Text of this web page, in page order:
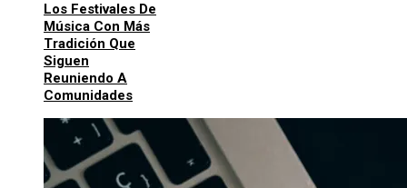
Los Festivales De
Música Con Más
Tradición Que
Siguen
Reuniendo A
Comunidades